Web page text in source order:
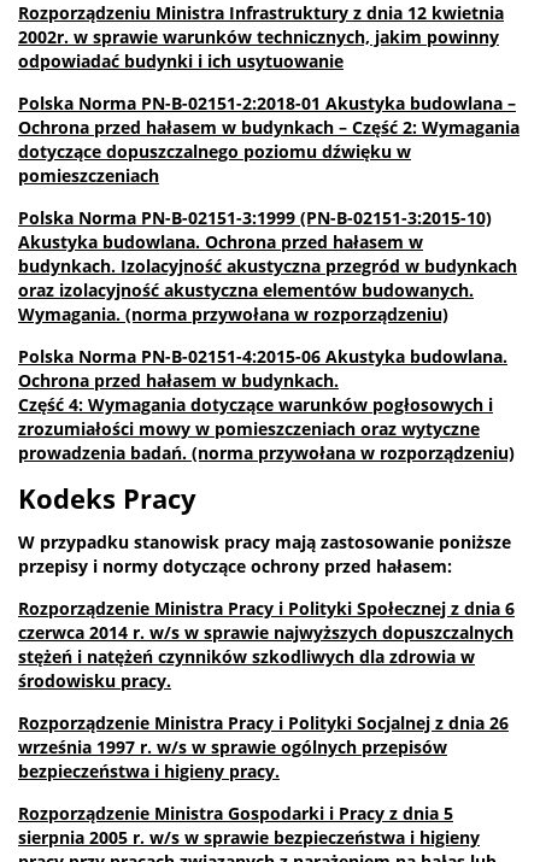
Rozporządzeniu Ministra Infrastruktury z dnia 12 kwietnia
2002r. w sprawie warunków technicznych, jakim powinny
odpowiadać budynki i ich usytuowanie
Polska Norma PN-B-02151-2:2018-01 Akustyka budowlana –
Ochrona przed hałasem w budynkach – Część 2: Wymagania
dotyczące dopuszczalnego poziomu dźwięku w
pomieszczeniach
Polska Norma PN-B-02151-3:1999 (PN-B-02151-3:2015-10)
Akustyka budowlana. Ochrona przed hałasem w
budynkach. Izolacyjność akustyczna przegród w budynkach
oraz izolacyjność akustyczna elementów budowanych.
Wymagania. (norma przywołana w rozporządzeniu)
Polska Norma PN-B-02151-4:2015-06 Akustyka budowlana.
Ochrona przed hałasem w budynkach.
Część 4: Wymagania dotyczące warunków pogłosowych i
zrozumiałości mowy w pomieszczeniach oraz wytyczne
prowadzenia badań. (norma przywołana w rozporządzeniu)
Kodeks Pracy
W przypadku stanowisk pracy mają zastosowanie poniższe
przepisy i normy dotyczące ochrony przed hałasem:
Rozporządzenie Ministra Pracy i Polityki Społecznej z dnia 6
czerwca 2014 r. w/s w sprawie najwyższych dopuszczalnych
stężeń i natężeń czynników szkodliwych dla zdrowia w
środowisku pracy.
Rozporządzenie Ministra Pracy i Polityki Socjalnej z dnia 26
września 1997 r. w/s w sprawie ogólnych przepisów
bezpieczeństwa i higieny pracy.
Rozporządzenie Ministra Gospodarki i Pracy z dnia 5
sierpnia 2005 r. w/s w sprawie bezpieczeństwa i higieny